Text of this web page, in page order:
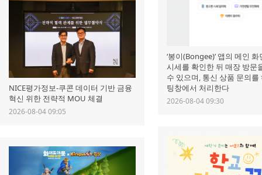
‘봉이(Bongee)’ 앱의 메인
시세를 확인한 뒤 매장 방문
수 있으며, 통신 상품 문의를
팅창에서 처리한다
2026-08-04 09:30
NICE평가정보-쿠콘 데이터 기반 금융
혁신 위한 전략적 MOU 체결
2026-08-04 09:05